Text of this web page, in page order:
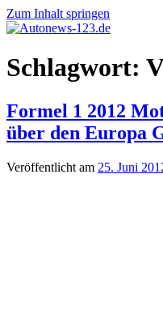
Zum Inhalt springen
Autonews-
123.de
Autonews
mit
Schlagwort:
Formel 1 2012
über den Europa
Veröffentlicht am 25. Juni